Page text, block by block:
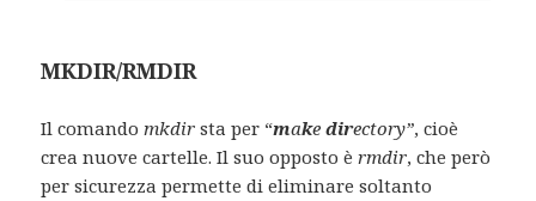
MKDIR/RMDIR
Il comando mkdir sta per “makedirectory”, cioè
crea nuove cartelle. Il suo opposto èrmdir, che però
per sicurezza permette di eliminare soltanto